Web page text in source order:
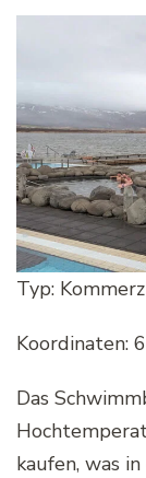
Typ:
Koordinaten:
Das
kaufen, was